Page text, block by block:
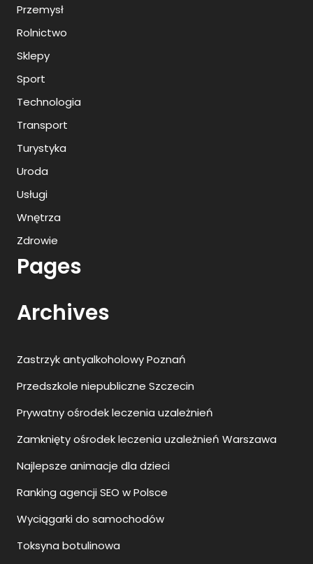
Przemysł
Rolnictwo
Sklepy
Sport
Technologia
Transport
Turystyka
Uroda
Usługi
Wnętrza
Zdrowie
Pages
Archives
Zastrzyk antyalkoholowy Poznań
Przedszkole niepubliczne Szczecin
Prywatny ośrodek leczenia uzależnień
Zamknięty ośrodek leczenia uzależnień Warszawa
Najlepsze animacje dla dzieci
Ranking agencji SEO w Polsce
Wyciągarki do samochodów
Toksyna botulinowa